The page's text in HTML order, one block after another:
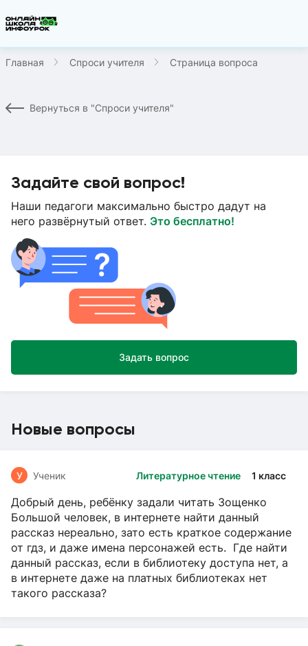
Главная Спроси учителя Страница вопроса
Вернуться в "Спроси учителя"
Задайте свой вопрос!
Наши педагоги максимально быстро дадут на
него развёрнутый ответ. Это бесплатно!
Задать вопрос
Новые вопросы
Литературное чтение 1 класс
У Ученик
Добрый день, ребёнку задали читать Зощенко
Большой человек, в интернете найти данный
рассказ нереально, зато есть краткое содержание
от гдз, и даже имена персонажей есть. Где найти
данный рассказ, если в библиотеку доступа нет, а
в интернете даже на платных библиотеках нет
такого рассказа?